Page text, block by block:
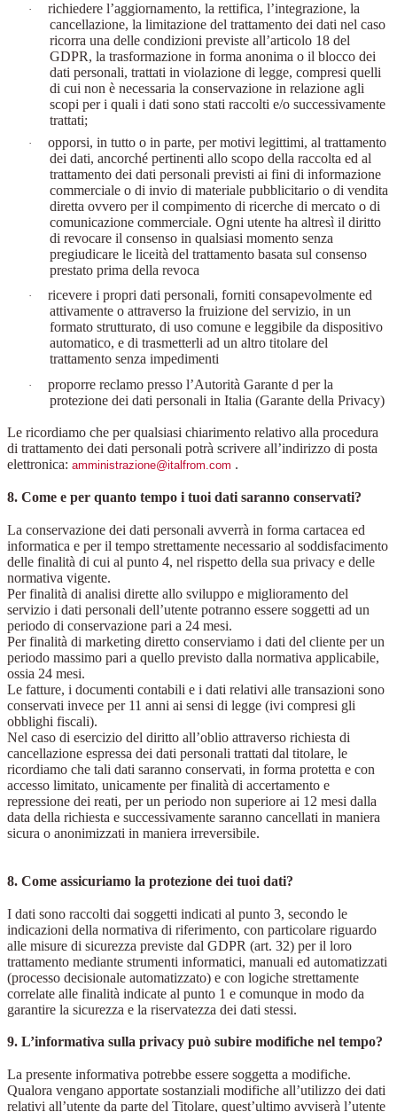
·
richiedere l’aggiornamento, la rettifica, l’integrazione, la
cancellazione, la limitazione del trattamento dei dati nel caso
ricorra una delle condizioni previste all’articolo 18 del
GDPR, la trasformazione in forma anonima o il blocco dei
dati personali, trattati in violazione di legge, compresi quelli
di cui non è necessaria la conservazione in relazione agli
scopi per i quali i dati sono stati raccolti e/o successivamente
trattati;
·
opporsi, in tutto o in parte, per motivi legittimi, al trattamento
dei dati, ancorché pertinenti allo scopo della raccolta ed al
trattamento dei dati personali previsti ai fini di informazione
commerciale o di invio di materiale pubblicitario o di vendita
diretta ovvero per il compimento di ricerche di mercato o di
comunicazione commerciale. Ogni utente ha altresì il diritto
di revocare il consenso in qualsiasi momento senza
pregiudicare le liceità del trattamento basata sul consenso
prestato prima della revoca
·
ricevere i propri dati personali, forniti consapevolmente ed
attivamente o attraverso la fruizione del servizio, in un
formato strutturato, di uso comune e leggibile da dispositivo
automatico, e di trasmetterli ad un altro titolare del
trattamento senza impedimenti
·
proporre reclamo presso l’Autorità Garante d per la
protezione dei dati personali in Italia (Garante della Privacy)
Le ricordiamo che per qualsiasi chiarimento relativo alla procedura
di trattamento dei dati personali potrà scrivere all’indirizzo di posta
elettronica: amministrazione@italfrom.com .
8. Come e per quanto tempo i tuoi dati saranno conservati?
La conservazione dei dati personali avverrà in forma cartacea ed
informatica e per il tempo strettamente necessario al soddisfacimento
delle finalità di cui al punto 4, nel rispetto della sua privacy e delle
normativa vigente.
Per finalità di analisi dirette allo sviluppo e miglioramento del
servizio i dati personali dell’utente potranno essere soggetti ad un
periodo di conservazione pari a 24 mesi.
Per finalità di marketing diretto conserviamo i dati del cliente per un
periodo massimo pari a quello previsto dalla normativa applicabile,
ossia 24 mesi.
Le fatture, i documenti contabili e i dati relativi alle transazioni sono
conservati invece per 11 anni ai sensi di legge (ivi compresi gli
obblighi fiscali).
Nel caso di esercizio del diritto all’oblio attraverso richiesta di
cancellazione espressa dei dati personali trattati dal titolare, le
ricordiamo che tali dati saranno conservati, in forma protetta e con
accesso limitato, unicamente per finalità di accertamento e
repressione dei reati, per un periodo non superiore ai 12 mesi dalla
data della richiesta e successivamente saranno cancellati in maniera
sicura o anonimizzati in maniera irreversibile.
8. Come assicuriamo la protezione dei tuoi dati?
I dati sono raccolti dai soggetti indicati al punto 3, secondo le
indicazioni della normativa di riferimento, con particolare riguardo
alle misure di sicurezza previste dal GDPR (art. 32) per il loro
trattamento mediante strumenti informatici, manuali ed automatizzati
(processo decisionale automatizzato) e con logiche strettamente
correlate alle finalità indicate al punto 1 e comunque in modo da
garantire la sicurezza e la riservatezza dei dati stessi.
9. L’informativa sulla privacy può subire modifiche nel tempo?
La presente informativa potrebbe essere soggetta a modifiche.
Qualora vengano apportate sostanziali modifiche all’utilizzo dei dati
relativi all’utente da parte del Titolare, quest’ultimo avviserà l’utente